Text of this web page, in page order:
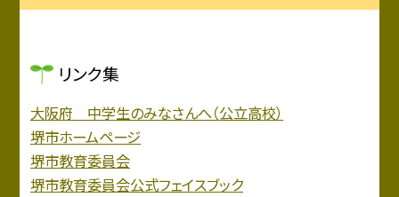
リンク集
大阪府 中学生のみなさんへ（公立高校）
堺市ホームページ
堺市教育委員会
堺市教育委員会公式フェイスブック